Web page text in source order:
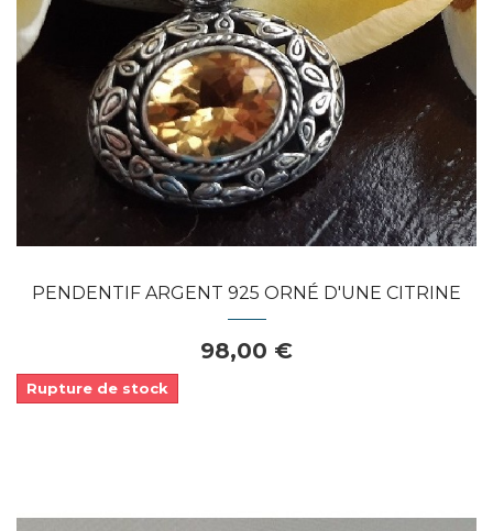
Dans mon panier
APERÇU RAPIDE
PENDENTIF ARGENT 925 ORNÉ D'UNE CITRINE
98,00 €
Rupture de stock